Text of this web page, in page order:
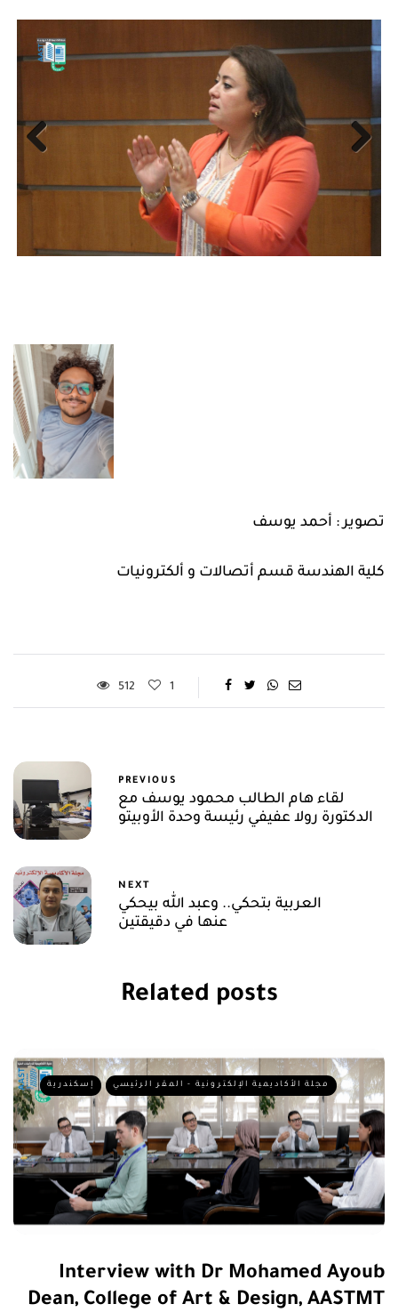
تصوير : أحمد يوسف
كلية الهندسة قسم أتصالات و ألكترونيات
512 1
PREVIOUS
لقاء هام الطالب محمود يوسف مع
الدكتورة رولا عفيفي رئيسة وحدة الأوبيتو
NEXT
العربية بتحكي.. وعبد الله بيحكي
عنها في دقيقتين
Related posts
إسكندرية مجلة الأكاديمية الإلكترونية - المقر الرئيسي
Interview with Dr Mohamed Ayoub
Dean, College of Art & Design, AASTMT